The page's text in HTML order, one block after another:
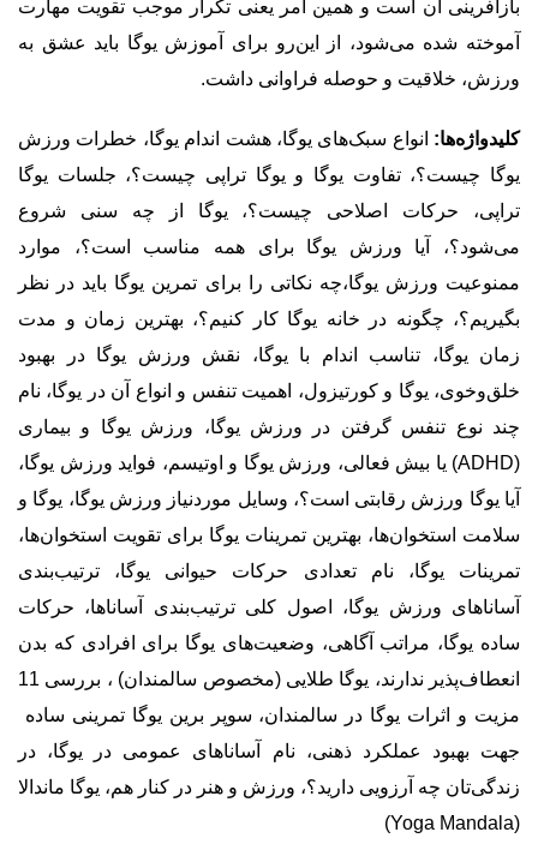
بازآفرینی آن است و همین امر یعنی تکرار موجب تقویت مهارت
آموخته شده می‌شود، از این‌رو برای آموزش یوگا باید عشق به
ورزش، خلاقیت و حوصله فراوانی داشت.
کلیدواژه‌ها: انواع سبک‌های یوگا، هشت اندام یوگا، خطرات ورزش
یوگا چیست؟، تفاوت یوگا و یوگا تراپی چیست؟، جلسات یوگا
تراپی، حرکات اصلاحی چیست؟، یوگا از چه سنی شروع
می‌شود؟، آیا ورزش یوگا برای همه مناسب است؟، موارد
ممنوعیت ورزش یوگا،چه نکاتی را برای تمرین یوگا باید در نظر
بگیریم؟، چگونه در خانه یوگا کار کنیم؟، بهترین زمان و مدت
زمان یوگا، تناسب اندام با یوگا، نقش ورزش یوگا در بهبود
خلق‌و‌خوی، یوگا و کورتیزول، اهمیت تنفس و انواع آن در یوگا، نام
چند نوع تنفس گرفتن در ورزش یوگا، ورزش یوگا و بیماری
(ADHD) یا بیش فعالی، ورزش یوگا و اوتیسم، فواید ورزش یوگا،
آیا یوگا ورزش رقابتی است؟، وسایل موردنیاز ورزش یوگا، یوگا و
سلامت استخوان‌ها، بهترین تمرینات یوگا برای تقویت استخوان‌ها،
تمرینات یوگا، نام تعدادی حرکات حیوانی یوگا، ترتیب‌بندی
آساناهای ورزش یوگا، اصول کلی ترتیب‌بندی آساناها، حرکات
ساده یوگا، مراتب آگاهی، وضعیت‌های یوگا برای افرادی که بدن
انعطاف‌پذیر ندارند، یوگا طلایی (مخصوص سالمندان) ، بررسی 11
مزیت و اثرات یوگا در سالمندان، سوپر برین یوگا تمرینی ساده
جهت بهبود عملکرد ذهنی، نام آساناهای عمومی در یوگا، در
زندگی‌تان چه آرزویی دارید؟، ورزش و هنر در کنار هم، یوگا ماندالا
(Yoga Mandala)